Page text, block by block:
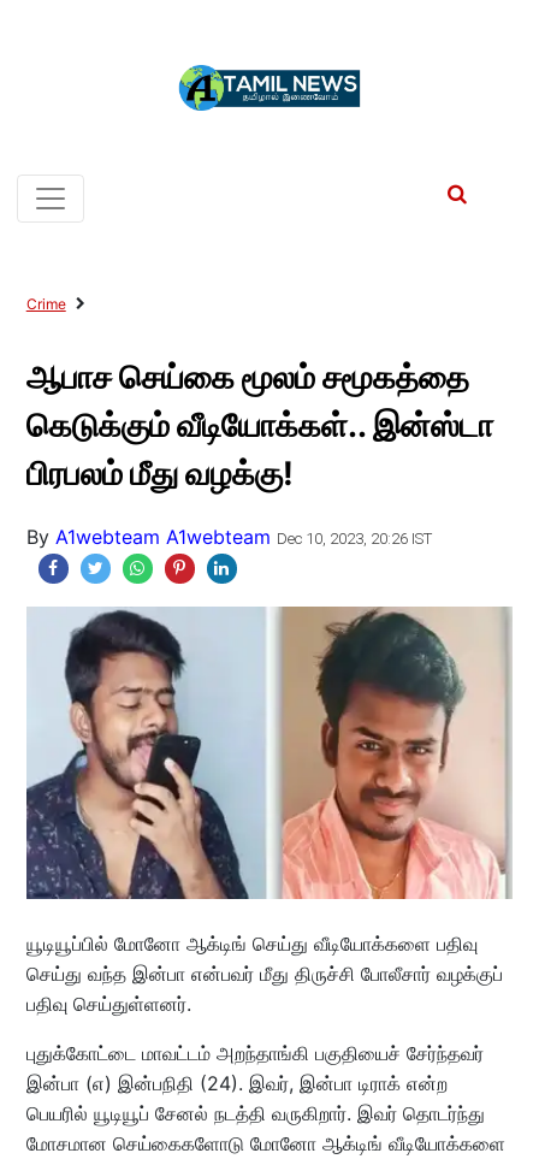
Crime
ஆபாச செய்கை மூலம் சமூகத்தை
கெடுக்கும் வீடியோக்கள்.. இன்ஸ்டா
பிரபலம் மீது வழக்கு!
By A1webteam A1webteam Dec 10, 2023, 20:26 IST
யூடியூப்பில் மோனோ ஆக்டிங் செய்து வீடியோக்களை பதிவு
செய்து வந்த இன்பா என்பவர் மீது திருச்சி போலீசார் வழக்குப்
பதிவு செய்துள்ளனர்.
புதுக்கோட்டை மாவட்டம் அறந்தாங்கி பகுதியைச் சேர்ந்தவர்
இன்பா (எ) இன்பநிதி (24). இவர், இன்பா டிராக் என்ற
பெயரில் யூடியூப் சேனல் நடத்தி வருகிறார். இவர் தொடர்ந்து
மோசமான செய்கைகளோடு மோனோ ஆக்டிங் வீடியோக்களை